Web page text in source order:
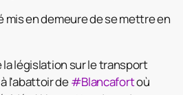
mis en demeure de se mettre en
législation sur le transport
l'abattoir de#Blancafortoù